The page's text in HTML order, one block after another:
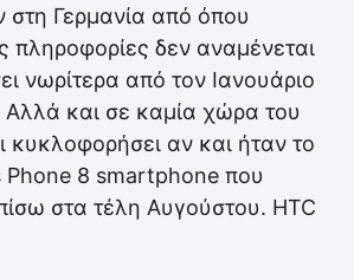
στη Γερμανία από όπου
πληροφορίες δεν αναμένεται
νωρίτερα από τον Ιανουάριο
Αλλά και σε καμία χώρα του
κυκλοφορήσει αν και ήταν το
8 smartphone που
στα τέλη Αυγούστου. HTC